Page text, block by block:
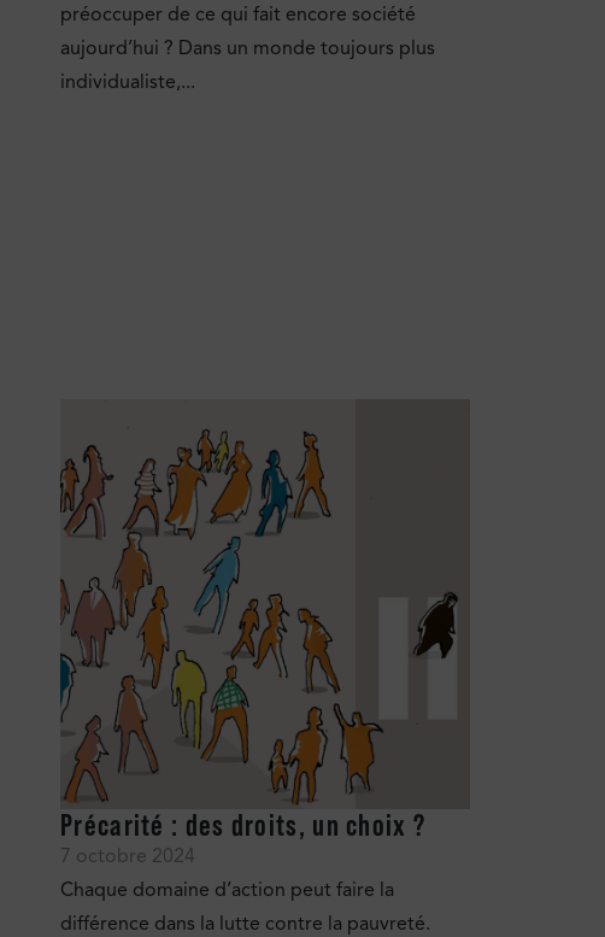
préoccuper de ce qui fait encore société
aujourd’hui ? Dans un monde toujours plus
individualiste,...
Précarité : des droits, un choix ?
7 octobre 2024
Chaque domaine d’action peut faire la
différence dans la lutte contre la pauvreté.